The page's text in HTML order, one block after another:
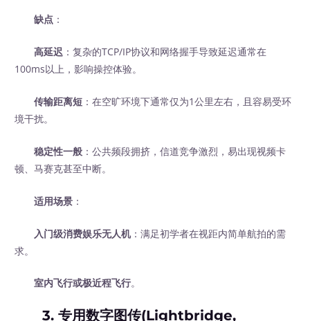
缺点 ：
高延迟 ：复杂的TCP/IP协议和网络握手导致延迟通常在
100ms以上，影响操控体验。
传输距离短 ：在空旷环境下通常仅为1公里左右，且容易受环
境干扰。
稳定性一般 ：公共频段拥挤，信道竞争激烈，易出现视频卡
顿、马赛克甚至中断。
适用场景 ：
入门级消费娱乐无人机：满足初学者在视距内简单航拍的需
求。
室内飞行或极近程飞行。
3. 专用数字图传(Lightbridge,